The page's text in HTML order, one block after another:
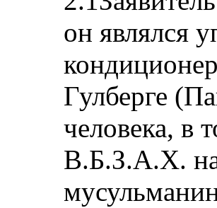
он являлся
Гулберге
человека, в
В.Б.З.А.Х.